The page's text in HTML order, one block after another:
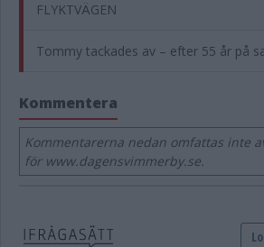
FLYKTVÄGEN
Tommy tackades av – efter 55 år på
Kommentera
Kommentarerna nedan omfattas inte
för www.dagensvimmerby.se.